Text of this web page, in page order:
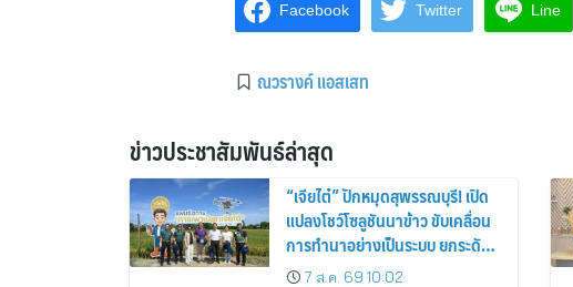
Facebook Twitter Line
ณวรางค์ แอสเสท
ข่าวประชาสัมพันธ์ล่าสุด
“เจียไต๋” ปักหมุดสุพรรณบุรี! เปิด
แปลงโชว์โซลูชันนาข้าว ขับเคลื่อน
การทำนาอย่างเป็นระบบ ยกระดับ
เกษตรกรไทย
7 ส.ค. 69 10:02